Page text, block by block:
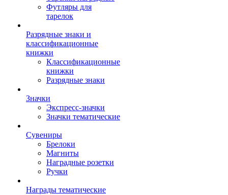
Футляры для
тарелок
Разрядные знаки и
классификационные
книжки
Классификационные
книжки
Разрядные знаки
Значки
Экспресс-значки
Значки тематические
Сувениры
Брелоки
Магниты
Наградные розетки
Ручки
Награды тематические